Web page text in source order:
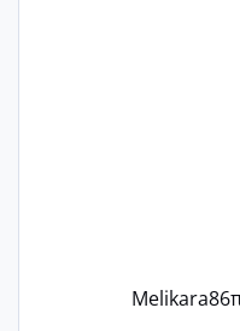
Melikara86